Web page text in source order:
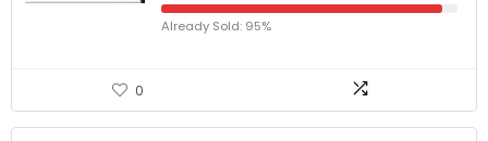
Already Sold: 95%
0